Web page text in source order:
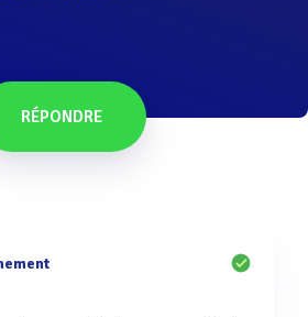
RÉPONDRE